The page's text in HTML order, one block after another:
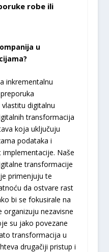
robe ili
u
inkrementalnu
digitalnu
transformacija
koja uključuju
podataka i
Naše
transformacije
primenjuju te
da ostvare rast
bi se fokusirale na
nezavisne
su jako povezane
transformacija u
drugačiji pristup i